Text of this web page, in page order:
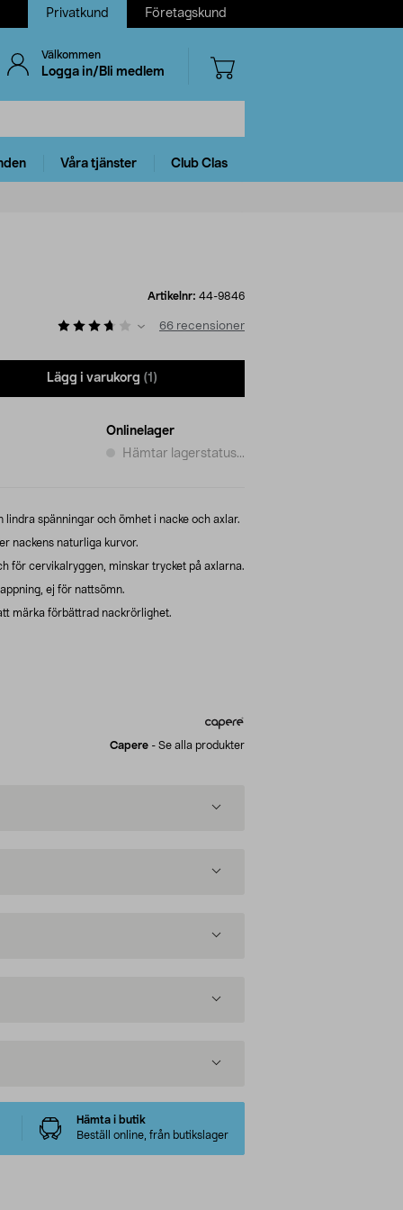
Privatkund Företagskund
Välkommen
Logga in/Bli medlem
Våra tjänster Club Clas
Artikelnr: 44-9846
66 recensioner
Lägg i varukorg (1)
Onlinelager
Hämtar lagerstatus...
lindra spänningar och ömhet i nacke och axlar.
nackens naturliga kurvor.
för cervikalryggen, minskar trycket på axlarna.
ej för nattsömn.
märka förbättrad nackrörlighet.
Capere - Se alla produkter
Hämta i butik
Beställ online, från butikslager